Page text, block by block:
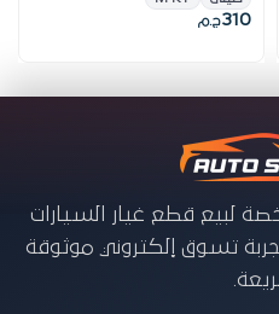
310ج.م
لبيع قطع غيار السيارات
تسوق إلكتروني موثوقة